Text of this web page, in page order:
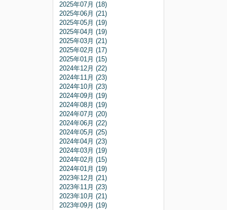
2025年07月 (18)
2025年06月 (21)
2025年05月 (19)
2025年04月 (19)
2025年03月 (21)
2025年02月 (17)
2025年01月 (15)
2024年12月 (22)
2024年11月 (23)
2024年10月 (23)
2024年09月 (19)
2024年08月 (19)
2024年07月 (20)
2024年06月 (22)
2024年05月 (25)
2024年04月 (23)
2024年03月 (19)
2024年02月 (15)
2024年01月 (19)
2023年12月 (21)
2023年11月 (23)
2023年10月 (21)
2023年09月 (19)